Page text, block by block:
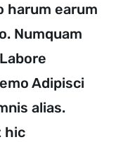
harum earum
Numquam
Labore
Adipisci
alias.
hic